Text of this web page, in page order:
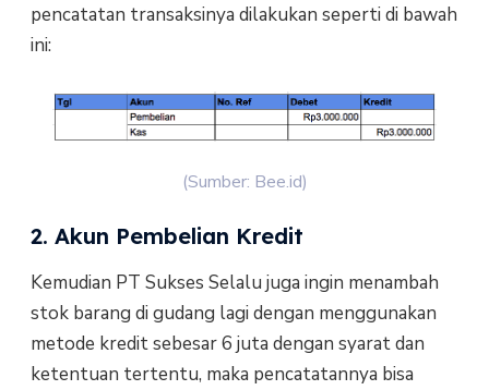
pencatatan transaksinya dilakukan seperti di bawah
ini:
(Sumber: Bee.id)
2. Akun Pembelian Kredit
Kemudian PT Sukses Selalu juga ingin menambah
stok barang di gudang lagi dengan menggunakan
metode kredit sebesar 6 juta dengan syarat dan
ketentuan tertentu, maka pencatatannya bisa